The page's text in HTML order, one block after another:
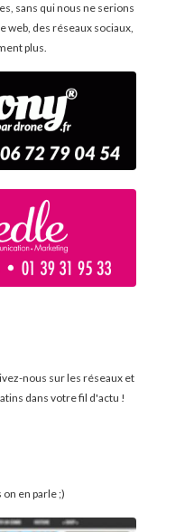
sans qui nous ne serions
web, des réseaux sociaux,
plus.
nous sur les réseaux et
dans votre fil d'actu !
en parle ;)